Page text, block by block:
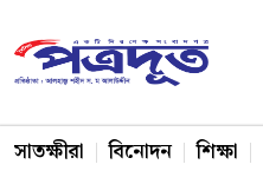
সাতক্ষীরা বিনোদন শিক্ষা